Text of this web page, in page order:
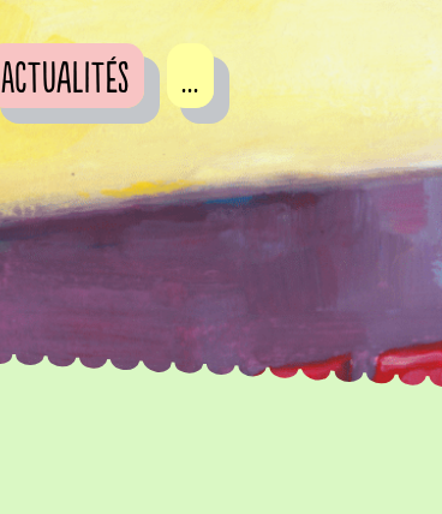
Actualités ...